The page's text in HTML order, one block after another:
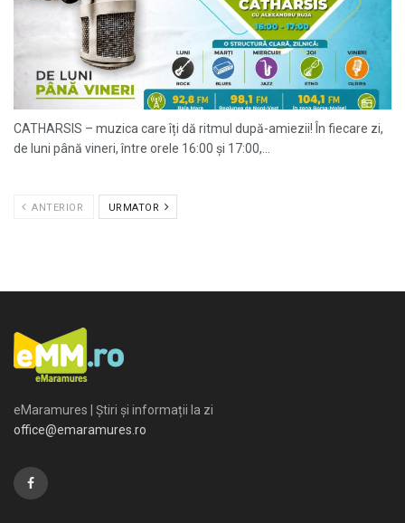
CATHARSIS – muzica care îți dă ritmul după-amiezii! În fiecare zi,
de luni până vineri, între orele 16:00 și 17:00,...
ANTERIOR URMATOR
eMaramures | Știri și informații la zi
office@emaramures.ro